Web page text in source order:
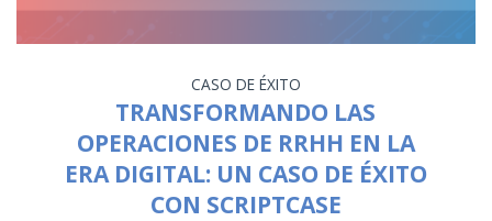
CASO DE ÉXITO
TRANSFORMANDO LAS
OPERACIONES DE RRHH EN LA
ERA DIGITAL: UN CASO DE ÉXITO
CON SCRIPTCASE